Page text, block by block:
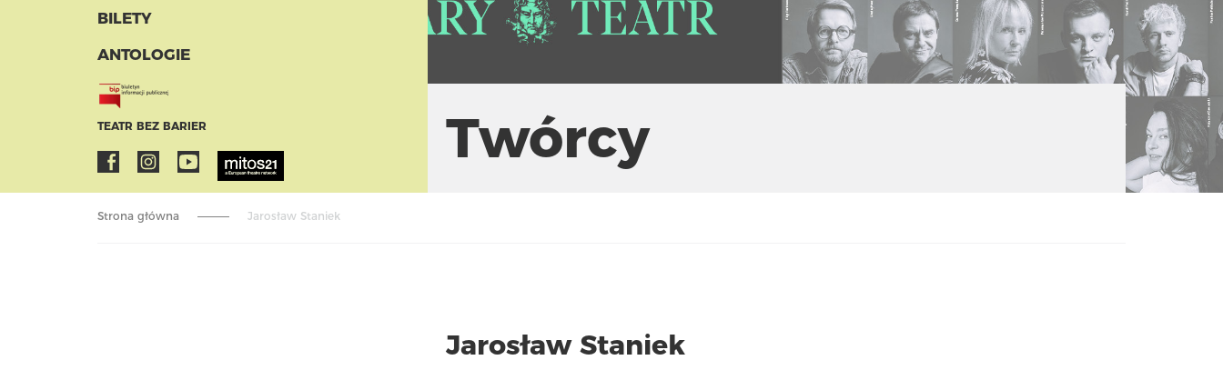
BILETY
ANTOLOGIE
TEATR BEZ BARIER Twórcy
Strona główna Jarosław Staniek
Jarosław Staniek